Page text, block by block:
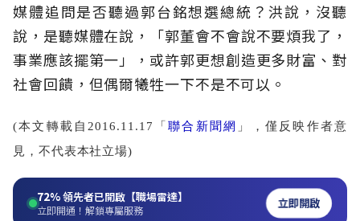
媒體追問是否聽過郭台銘想選總統？洪說，沒聽
說，是聽媒體在說，「郭董會不會說不要煩我了，
事業應該擺第一」，或許郭更想創造更多財富、對
社會回饋，但偶爾犧牲一下不是不可以。
(本文轉載自2016.11.17「聯合新聞網 」，僅反映作者意
見，不代表本社立場)
72%領先者已開啟【職場雷達】
立即開通！解鎖專屬服務 立即開啟